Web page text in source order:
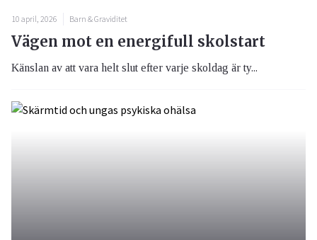
10 april, 2026 Barn & Graviditet
Vägen mot en energifull skolstart
Känslan av att vara helt slut efter varje skoldag är ty...